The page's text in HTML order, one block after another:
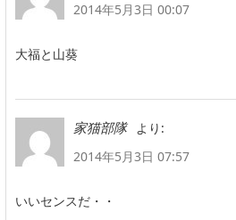
2014年5月3日 00:07
大福と山葵
家猫部隊
より:
2014年5月3日 07:57
いいセンスだ・・